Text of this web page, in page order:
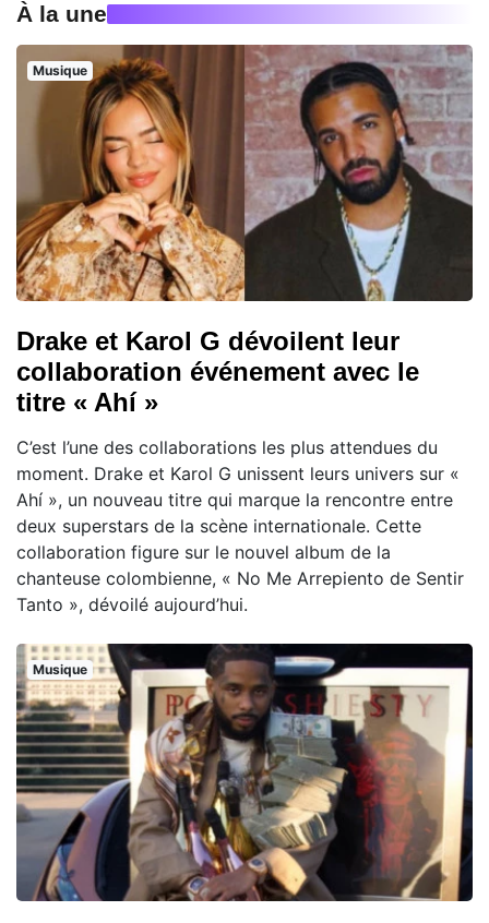
À la une
Musique
Drake et Karol G dévoilent leur
collaboration événement avec le
titre « Ahí »
C’est l’une des collaborations les plus attendues du
moment. Drake et Karol G unissent leurs univers sur «
Ahí », un nouveau titre qui marque la rencontre entre
deux superstars de la scène internationale. Cette
collaboration figure sur le nouvel album de la
chanteuse colombienne, « No Me Arrepiento de Sentir
Tanto », dévoilé aujourd’hui.
Musique